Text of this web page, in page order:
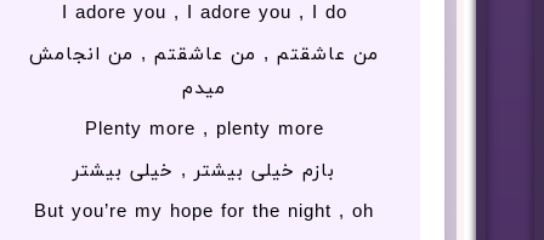
I adore you , I adore you , I do
من عاشقتم , من عاشقتم , من انجامش
میدم
Plenty more , plenty more
بازم خیلی بیشتر , خیلی بیشتر
But you’re my hope for the night , oh